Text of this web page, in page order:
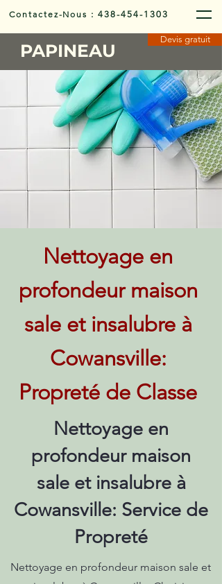
Contactez-Nous :438-454-1303
PAPINEAU
Devis gratuit
Nettoyage en
profondeur maison
sale et insalubre à
Cowansville:
Propreté de Classe
Nettoyage en
profondeur maison
sale et insalubre à
Cowansville: Service de
Propreté
Nettoyage en profondeur maison sale et